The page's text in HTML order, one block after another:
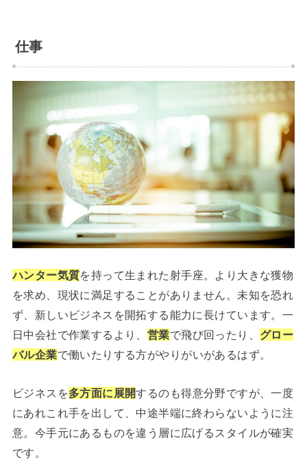
仕事
ハンター気質を持って生まれた射手座。より大きな獲物
を求め、現状に満足することがありません。未知を恐れ
ず、新しいビジネスを開拓する能力に長けています。一
日中会社で作業するより、 営業で飛び回ったり、 グロー
バル企業で働いたりする方がやりがいがあるはず。
ビジネスを多方面に展開するのも得意分野ですが、一度
にあれこれ手を出して、中途半端に終わらないように注
意。今手元にあるものを違う層に広げるスタイルが確実
です。